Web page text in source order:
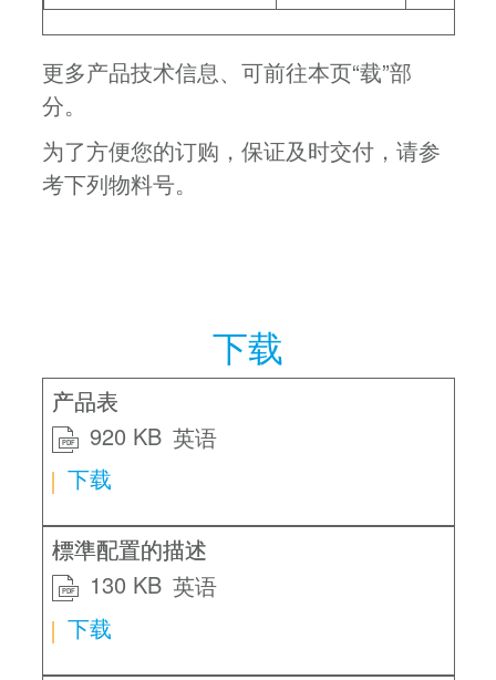
更多产品技术信息、可前往本页“载”部
分。
为了方便您的订购，保证及时交付，请参
考下列物料号。
下载
产品表
英语
PDF
920 KB
下载
標準配置的描述
英语
PDF
130 KB
下载